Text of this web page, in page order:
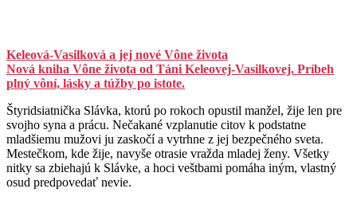
Keleová-Vasilková a jej nové Vône života
Nová kniha Vône života od Táni Keleovej-Vasilkovej. Príbeh
plný vôní, lásky a túžby po istote.
Štyridsiatnička Slávka, ktorú po rokoch opustil manžel, žije len pre
svojho syna a prácu. Nečakané vzplanutie citov k podstatne
mladšiemu mužovi ju zaskočí a vytrhne z jej bezpečného sveta.
Mestečkom, kde žije, navyše otrasie vražda mladej ženy. Všetky
nitky sa zbiehajú k Slávke, a hoci veštbami pomáha iným, vlastný
osud predpovedať nevie.